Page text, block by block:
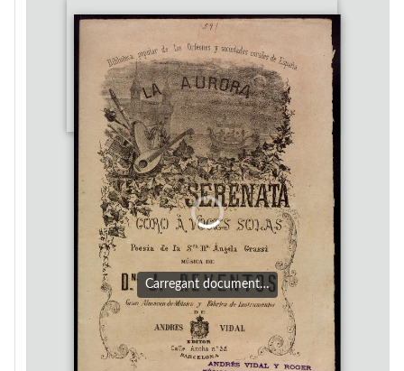
Carregant document…